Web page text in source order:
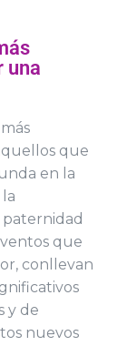
una
que
en la
paternidad
que
conllevan
y de
nuevos